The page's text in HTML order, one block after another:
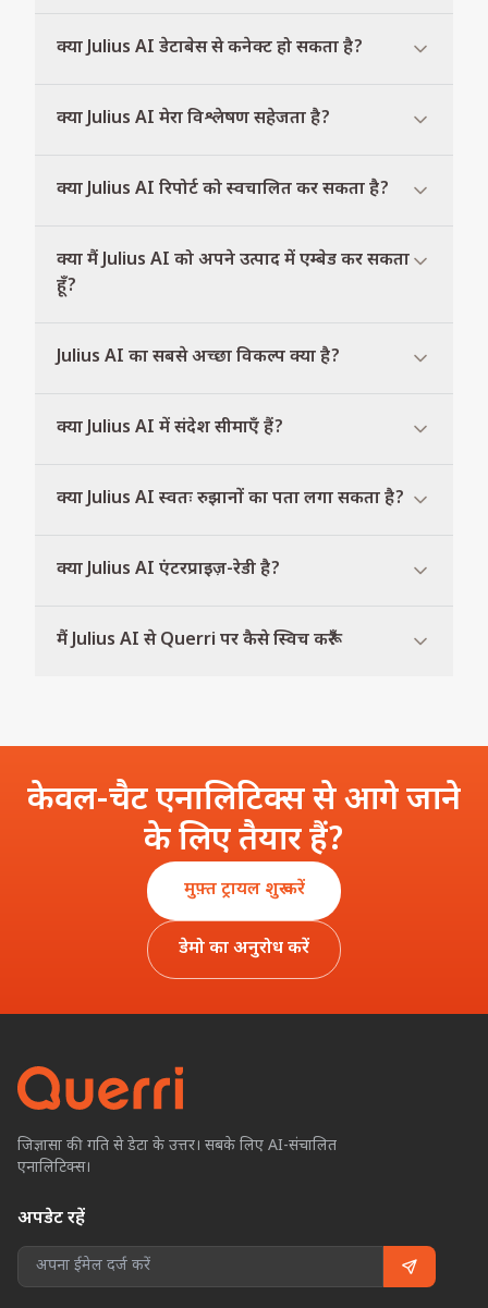
क्या Julius AI डेटाबेस से कनेक्ट हो सकता है?
क्या Julius AI मेरा विश्लेषण सहेजता है?
क्या Julius AI रिपोर्ट को स्वचालित कर सकता है?
क्या मैं Julius AI को अपने उत्पाद में एम्बेड कर सकता
हूँ?
Julius AI का सबसे अच्छा विकल्प क्या है?
क्या Julius AI में संदेश सीमाएँ हैं?
क्या Julius AI स्वतः रुझानों का पता लगा सकता है?
क्या Julius AI एंटरप्राइज़-रेडी है?
मैं Julius AI से Querri पर कैसे स्विच करूँ?
केवल-चैट एनालिटिक्स से आगे जाने
के लिए तैयार हैं?
मुफ़्त ट्रायल शुरू करें
डेमो का अनुरोध करें
जिज्ञासा की गति से डेटा के उत्तर। सबके लिए AI-संचालित
एनालिटिक्स।
अपडेट रहें